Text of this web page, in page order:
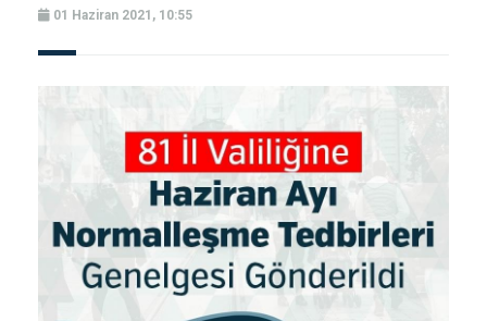
01 Haziran 2021, 10:55